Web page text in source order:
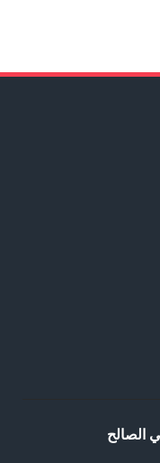
الصالح